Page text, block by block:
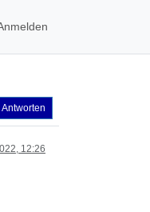
12:26